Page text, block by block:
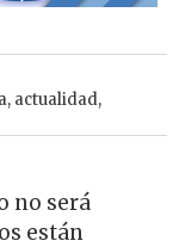
, actualidad,
no será
están